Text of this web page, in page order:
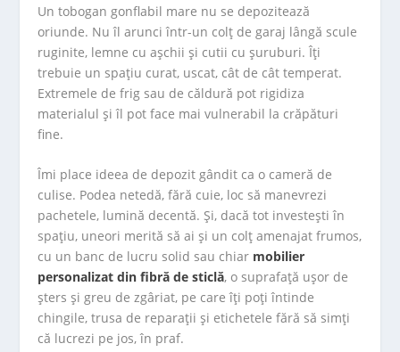
Un tobogan gonflabil mare nu se depozitează
oriunde. Nu îl arunci într-un colț de garaj lângă scule
ruginite, lemne cu așchii și cutii cu șuruburi. Îți
trebuie un spațiu curat, uscat, cât de cât temperat.
Extremele de frig sau de căldură pot rigidiza
materialul și îl pot face mai vulnerabil la crăpături
fine.
Îmi place ideea de depozit gândit ca o cameră de
culise. Podea netedă, fără cuie, loc să manevrezi
pachetele, lumină decentă. Și, dacă tot investești în
spațiu, uneori merită să ai și un colț amenajat frumos,
cu un banc de lucru solid sau chiar mobilier
personalizat din fibră de sticlă, o suprafață ușor de
șters și greu de zgâriat, pe care îți poți întinde
chingile, trusa de reparații și etichetele fără să simți
că lucrezi pe jos, în praf.